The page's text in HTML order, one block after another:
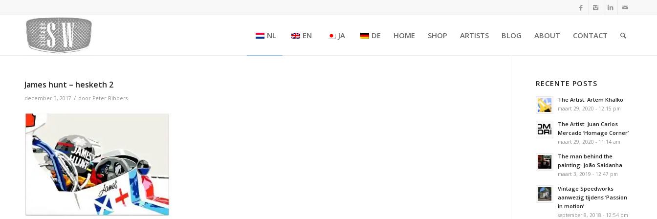
NL EN JA DE HOME SHOP ARTISTS BLOG ABOUT CONTACT
James hunt – hesketh 2
december 3, 2017 / door Peter Ribbers
RECENTE POSTS
The Artist: Artem Khalko
maart 29, 2020 - 12:15 pm
The Artist: Juan Carlos
Mercado ‘Homage Corner’
maart 29, 2020 - 11:14 am
The man behind the
painting: João Saldanha
maart 3, 2019 - 12:47 pm
Vintage Speedworks
aanwezig tijdens ‘Passion
in motion’
september 8, 2018 - 12:54 pm